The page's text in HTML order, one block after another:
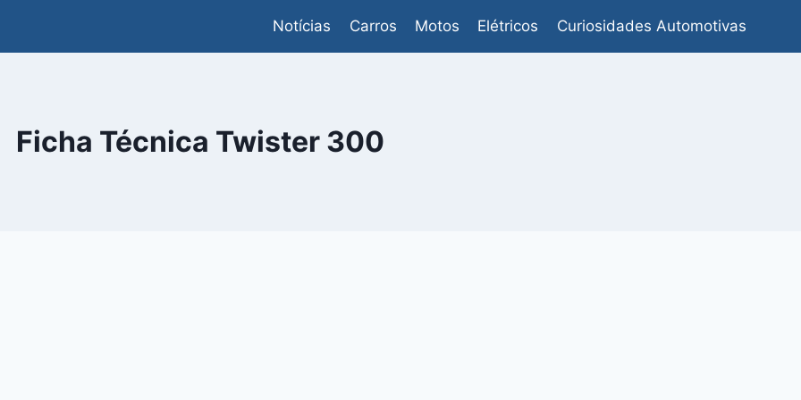
Notícias Carros Motos Elétricos Curiosidades Automotivas
Ficha Técnica Twister 300